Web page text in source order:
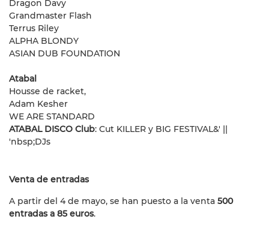
Dragon Davy
Grandmaster Flash
Terrus Riley
ALPHA BLONDY
ASIAN DUB FOUNDATION
Atabal
Housse de racket,
Adam Kesher
WE ARE STANDARD
ATABAL DISCO Club: Cut KILLER y BIG FESTIVAL&' ||
'nbsp;DJs
Venta de entradas
A partir del 4 de mayo, se han puesto a la venta 500
entradas a 85 euros.